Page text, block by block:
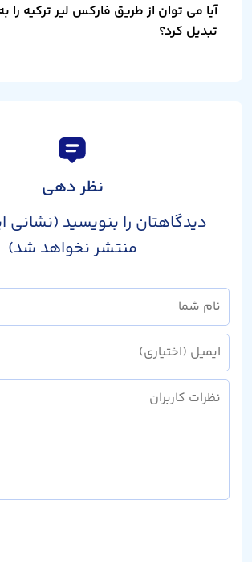
آیا می توان از طریق فارکس لیر ترکیه را
تبدیل کرد؟
نظر دهی
دیدگاهتان را بنویسید (نشانی
منتشر نخواهد شد)